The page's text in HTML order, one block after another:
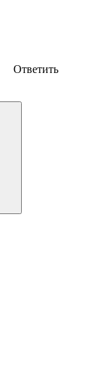
Ответить